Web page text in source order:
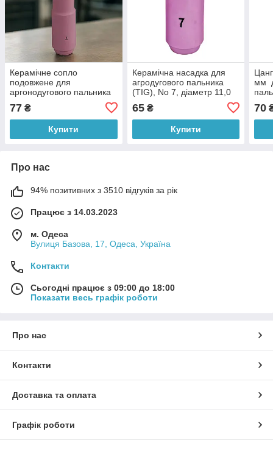
Керамічне сопло
подовжене для
аргонодугового пальника
1187 (JS)
77 ₴
Купити
Керамічна насадка для
агродугового пальника
(TIG), No 7, діаметр 11,0
65₴
Купити
мм
70
Про нас
94% позитивних з 3510 відгуків за рік
Працює з 14.03.2023
м. Одеса
Вулиця Базова, 17, Одеса, Україна
Контакти
Сьогодні працює з 09:00 до 18:00
Показати весь графік роботи
Про нас
Контакти
Доставка та оплата
Графік роботи